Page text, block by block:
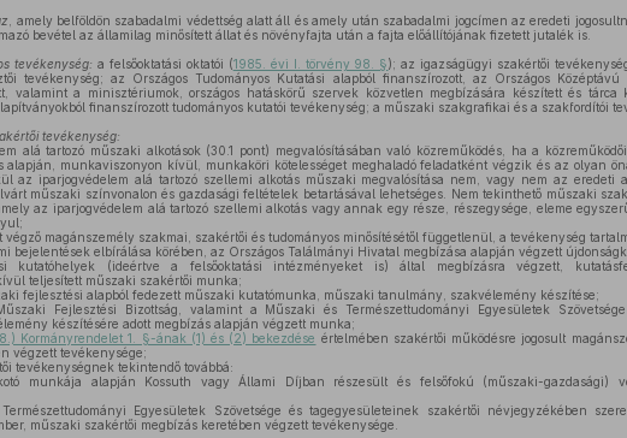
, amely belföldön szabadalmi védettség alatt áll és amely után szabadalmi jogcímen az eredeti
bevétel az államilag minősített állat és növényfajta után a fajta előállítójának fizetett jutalék is.
tevékenység: a felsőoktatási oktatói (1985. évi I. törvény 98. §); az igazságügyi szakértői
tevékenység; az Országos Tudományos Kutatási alapból finanszírozott, az Országos Középtávú
valamint a minisztériumok, országos hatáskörű szervek közvetlen megbízására készített és tárca
finanszírozott tudományos kutatói tevékenység; a műszaki szakgrafikai és a szakfordítói
tevékenység:
alá tartozó műszaki alkotások (30.1 pont) megvalósításában való közreműködés, ha a
alapján, munkaviszonyon kívül, munkaköri kötelességet meghaladó feladatként végzik és az olyan
az iparjogvédelem alá tartozó szellemi alkotás műszaki megvalósítása nem, vagy nem az eredeti
műszaki színvonalon és gazdasági feltételek betartásával lehetséges. Nem tekinthető műszaki
az iparjogvédelem alá tartozó szellemi alkotás vagy annak egy része, részegysége, eleme
végző magánszemély szakmai, szakértői és tudományos minősítésétől függetlenül, a tevékenység
bejelentések elbírálása körében, az Országos Találmányi Hivatal megbízása alapján végzett
kutatóhelyek (ideértve a felsőoktatási intézményeket is) által megbízásra végzett,
teljesített műszaki szakértői munka;
fejlesztési alapból fedezett műszaki kutatómunka, műszaki tanulmány, szakvélemény készítése;
Fejlesztési Bizottság, valamint a Műszaki és Természettudományi Egyesületek
készítésére adott megbízás alapján végzett munka;
Kormányrendelet 1. §-ának (1) és (2) bekezdése értelmében szakértői működésre jogosult
végzett tevékenysége;
tevékenységnek tekintendő továbbá:
munkája alapján Kossuth vagy Állami Díjban részesült és felsőfokú (műszaki-gazdasági)
Egyesületek Szövetsége és tagegyesületeinek szakértői névjegyzékében
műszaki szakértői megbízás keretében végzett tevékenysége.